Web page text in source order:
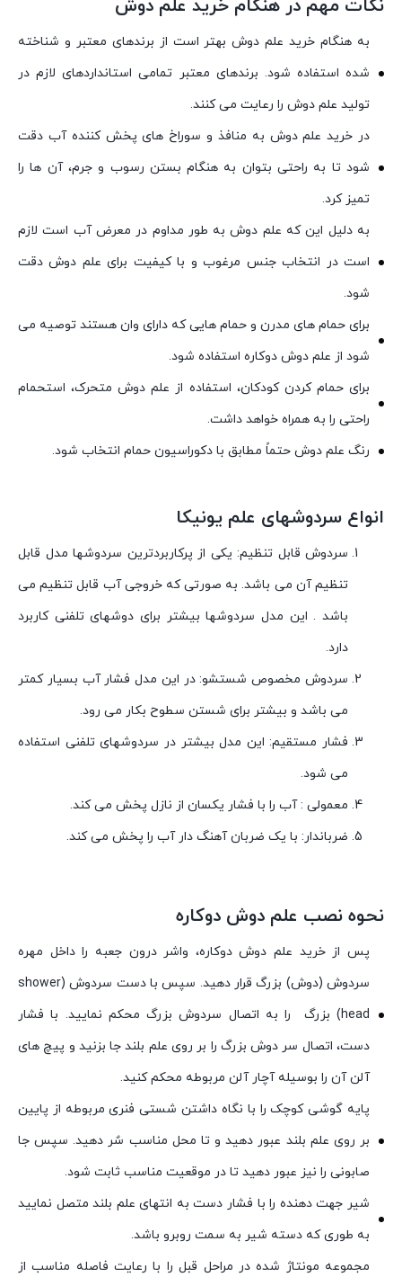
نکات مهم در هنگام خرید علم دوش
به هنگام خرید علم دوش بهتر است از برندهای معتبر و شناخته
شده استفاده شود. برندهای معتبر تمامی استانداردهای لازم در
تولید علم دوش را رعایت می کنند.
در خرید علم دوش به منافذ و سوراخ های پخش کننده آب دقت
شود تا به راحتی بتوان به هنگام بستن رسوب و جرم، آن ها را
تمیز کرد.
به دلیل این که علم دوش به طور مداوم در معرض آب است لازم
است در انتخاب جنس مرغوب و با کیفیت برای علم دوش دقت
شود.
برای حمام های مدرن و حمام هایی که دارای وان هستند توصیه می
شود از علم دوش دوکاره استفاده شود.
برای حمام کردن کودکان، استفاده از علم دوش متحرک، استحمام
راحتی را به همراه خواهد داشت.
رنگ علم دوش حتماً مطابق با دکوراسیون حمام انتخاب شود.
انواع سردوشهای علم یونیکا
سردوش قابل تنظیم: یکی از پرکاربردترین سردوشها مدل قابل
تنظیم آن می باشد. به صورتی که خروجی آب قابل تنظیم می
باشد . این مدل سردوشها بیشتر برای دوشهای تلفنی کاربرد
دارد.
سردوش مخصوص شستشو: در این مدل فشار آب بسیار کمتر
می باشد و بیشتر برای شستن سطوح بکار می رود.
فشار مستقیم: این مدل بیشتر در سردوشهای تلفنی استفاده
می شود.
معمولی : آب را با فشار یکسان از نازل پخش می کند.
ضرباندار: با یک ضربان آهنگ دار آب را پخش می کند.
نحوه نصب علم دوش دوکاره
پس از خرید علم دوش دوکاره، واشر درون جعبه را داخل مهره
سردوش (دوش) بزرگ قرار دهید. سپس با دست سردوش (shower
head) بزرگ را به اتصال سردوش بزرگ محکم نمایید. با فشار
دست، اتصال سر دوش بزرگ را بر روی علم بلند جا بزنید و پیچ های
آلن آن را بوسیله آچار آلن مربوطه محکم کنید.
پایه گوشی کوچک را با نگاه داشتن شستی فنری مربوطه از پایین
بر روی علم بلند عبور دهید و تا محل مناسب سٌر دهید. سپس جا
صابونی را نیز عبور دهید تا در موقعیت مناسب ثابت شود.
شیر جهت دهنده را با فشار دست به انتهای علم بلند متصل نمایید
به ‌طوری‌ که دسته شیر به سمت روبرو باشد.
مجموعه مونتاژ شده در مراحل قبل را با رعایت فاصله مناسب از